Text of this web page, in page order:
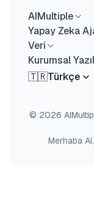
AIMultiple
Yapay Zeka
Veri
Kurumsal
🇹🇷Türkçe
© 2026
Merhaba